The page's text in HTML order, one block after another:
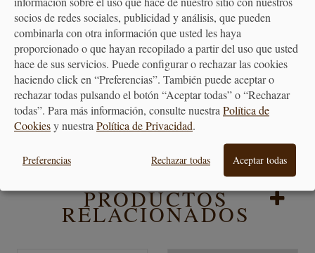
LUBINA AL HORNO Y ARROZ CON PASAS Y OREJONES
RECETA DE ARROZ NORTEÑO DE MARISCO - PLATO
PERUANO
PRODUCTOS
RELACIONADOS
socios de redes sociales, publicidad y análisis, que pueden
combinarla con otra información que usted les haya
proporcionado o que hayan recopilado a partir del uso que usted
hace de sus servicios. Puede configurar o rechazar las cookies
haciendo click en “Preferencias”. También puede aceptar o
rechazar todas pulsando el botón “Aceptar todas” o “Rechazar
todas”. Para más información, consulte nuestraPolítica de
Cookiesy nuestraPolítica de Privacidad.
Preferencias Rechazar todas Aceptar todas